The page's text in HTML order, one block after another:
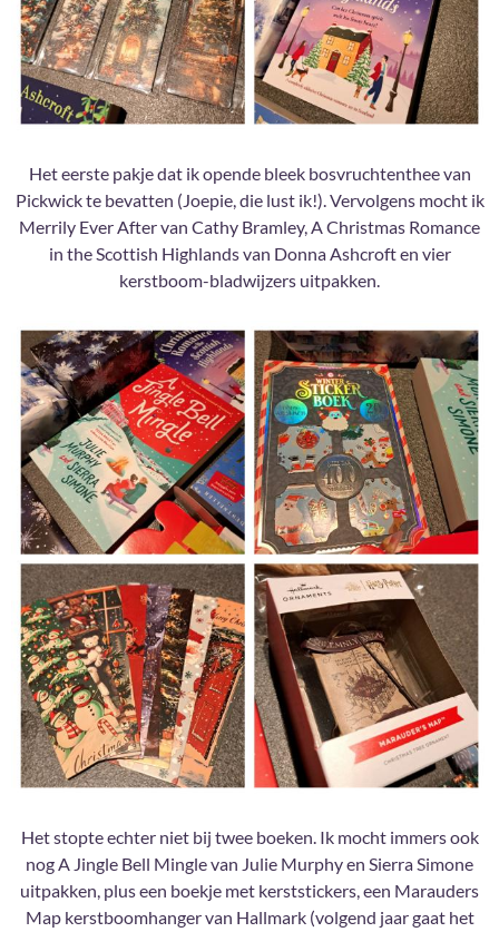
Het eerste pakje dat ik opende bleek bosvruchtenthee van
Pickwick te bevatten (Joepie, die lust ik!). Vervolgens mocht ik
Merrily Ever After van Cathy Bramley, A Christmas Romance
in the Scottish Highlands van Donna Ashcroft en vier
kerstboom-bladwijzers uitpakken.
Het stopte echter niet bij twee boeken. Ik mocht immers ook
nog A Jingle Bell Mingle van Julie Murphy en Sierra Simone
uitpakken, plus een boekje met kerststickers, een Marauders
Map kerstboomhanger van Hallmark (volgend jaar gaat het